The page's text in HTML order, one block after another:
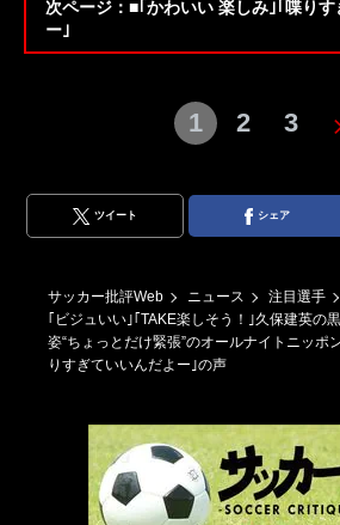
次ページ：■｢かわいい 楽しみ｣｢喋りす
ー｣
1 2 3
ツイート シェア
サッカー批評Web ニュース
注目選手
｢ビジュいい｣｢TAKE楽しそう！｣久保建英の
姿“ちょっとだけ緊張”のオールナイトニッポ
りすぎていいんだよー｣の声